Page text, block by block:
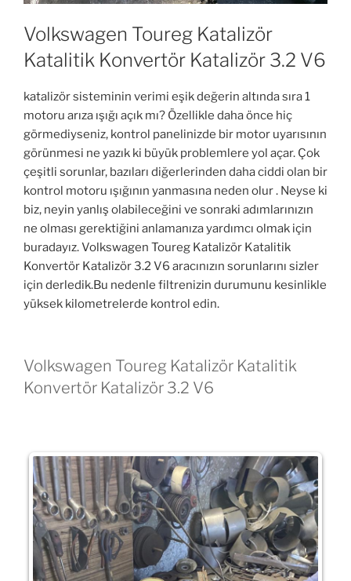
Volkswagen Toureg Katalizör
Katalitik Konvertör Katalizör 3.2 V6
katalizör sisteminin verimi eşik değerin altında sıra 1
motoru arıza ışığı açık mı? Özellikle daha önce hiç
görmediyseniz, kontrol panelinizde bir motor uyarısının
görünmesi ne yazık ki büyük problemlere yol açar. Çok
çeşitli sorunlar, bazıları diğerlerinden daha ciddi olan bir
kontrol motoru ışığının yanmasına neden olur . Neyse ki
biz, neyin yanlış olabileceğini ve sonraki adımlarınızın
ne olması gerektiğini anlamanıza yardımcı olmak için
buradayız. Volkswagen Toureg Katalizör Katalitik
Konvertör Katalizör 3.2 V6 aracınızın sorunlarını sizler
için derledik.Bu nedenle filtrenizin durumunu kesinlikle
yüksek kilometrelerde kontrol edin.
Volkswagen Toureg Katalizör Katalitik
Konvertör Katalizör 3.2 V6